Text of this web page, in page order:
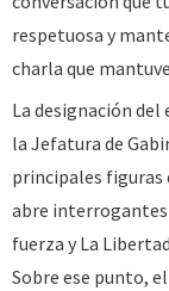
respetuosa y
charla que
La designación
la Jefatura de
principales figuras
abre interrogantes
fuerza y La
Sobre ese punto,